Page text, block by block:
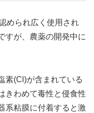
められ広く使用され
すが、農薬の開発中に
素(Cl)が含まれている
きわめて毒性と侵食性
系粘膜に付着すると激